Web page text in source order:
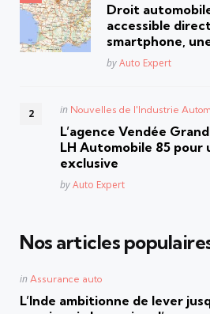
Droit
accessible
smartphone,
Posted
byAuto Expert
Posted
in Nouvelles de l'Industrie
L’agence Vendée
LH Automobile 85 pour
exclusive
Posted
byAuto Expert
Nos articles
Posted
in Assurance auto
L’Inde ambitionne de lever